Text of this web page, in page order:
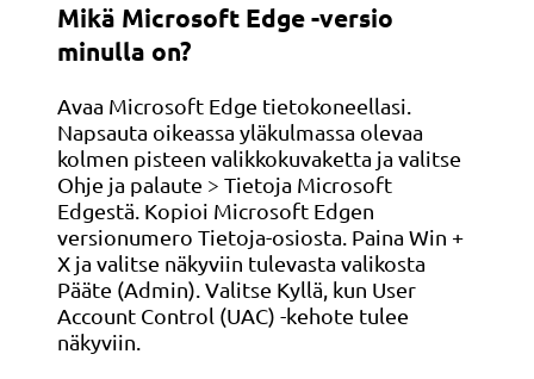
Mikä Microsoft Edge -versio
minulla on?
Avaa Microsoft Edge tietokoneellasi.
Napsauta oikeassa yläkulmassa olevaa
kolmen pisteen valikkokuvaketta ja valitse
Ohje ja palaute > Tietoja Microsoft
Edgestä. Kopioi Microsoft Edgen
versionumero Tietoja-osiosta. Paina Win +
X ja valitse näkyviin tulevasta valikosta
Pääte (Admin). Valitse Kyllä, kun User
Account Control (UAC) -kehote tulee
näkyviin.